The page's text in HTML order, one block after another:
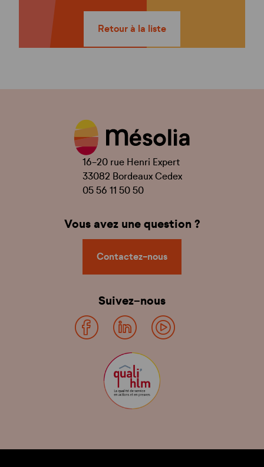
Retour à la liste
16-20 rue Henri Expert
33082 Bordeaux Cedex
05 56 11 50 50
Vous avez une question ?
Contactez-nous
Suivez-nous